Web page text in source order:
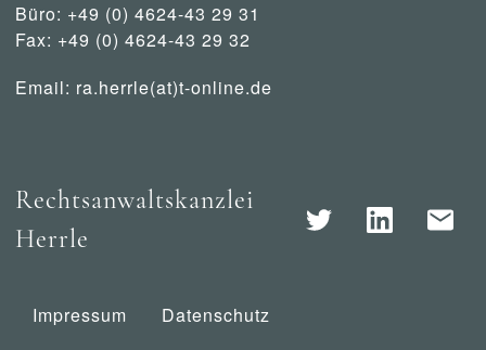
Büro: +49 (0) 4624-43 29 31
Fax: +49 (0) 4624-43 29 32
Email: ra.herrle(at)t-online.de
Rechtsanwaltskanzlei
Herrle
Impressum Datenschutz